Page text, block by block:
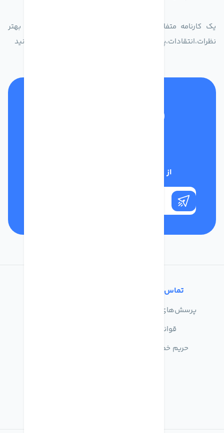
یک کارنامه متفاوت از زندگیت ثبت کن برای ارایه خدمات بهتر
نظرات،انتقادات،پیشنهاداتتان را به سامانه 30004719 ارسال کنید
از تخفیف‌های فروشگاه با خبر شوید
تماس با ما
پرسش‌های متداول
قوانین
حریم خصوصی